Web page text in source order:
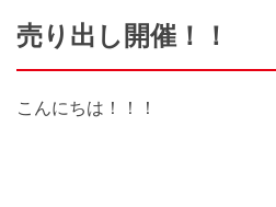
売り出し開催！！
こんにちは！！！